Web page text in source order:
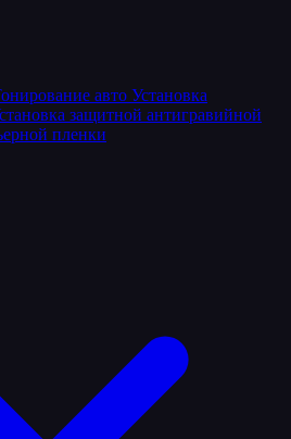
авто Установка
защитной антигравийной
пленки